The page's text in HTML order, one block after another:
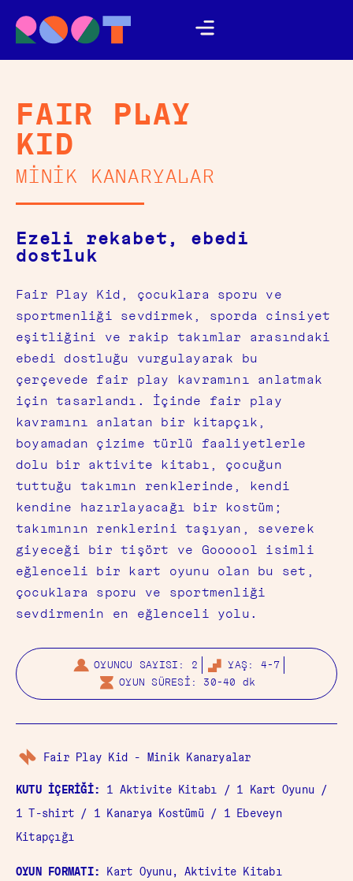
FAIR PLAY
KID
MİNİK KANARYALAR
Ezeli rekabet, ebedi
dostluk
Fair Play Kid, çocuklara sporu ve
sportmenliği sevdirmek, sporda cinsiyet
eşitliğini ve rakip takımlar arasındaki
ebedi dostluğu vurgulayarak bu
çerçevede fair play kavramını anlatmak
için tasarlandı. İçinde fair play
kavramını anlatan bir kitapçık,
boyamadan çizime türlü faaliyetlerle
dolu bir aktivite kitabı, çocuğun
tuttuğu takımın renklerinde, kendi
kendine hazırlayacağı bir kostüm;
takımının renklerini taşıyan, severek
giyeceği bir tişört ve Goooool isimli
eğlenceli bir kart oyunu olan bu set,
çocuklara sporu ve sportmenliği
sevdirmenin en eğlenceli yolu.
OYUNCU SAYISI: 2
YAŞ: 4-7
OYUN SÜRESİ: 30-40 dk
Fair Play Kid - Minik Kanaryalar
KUTU İÇERİĞİ:
1 Aktivite Kitabı / 1 Kart Oyunu /
1 T-shirt / 1 Kanarya Kostümü / 1 Ebeveyn
Kitapçığı
OYUN FORMATI:
Kart Oyunu, Aktivite Kitabı